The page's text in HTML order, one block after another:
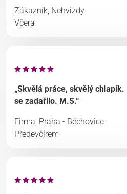
Zákazník, Nehvizdy
Včera
„Skvělá práce, skvělý
se zadařilo. M.S.“
Firma, Praha - Běchovice
Předevčírem